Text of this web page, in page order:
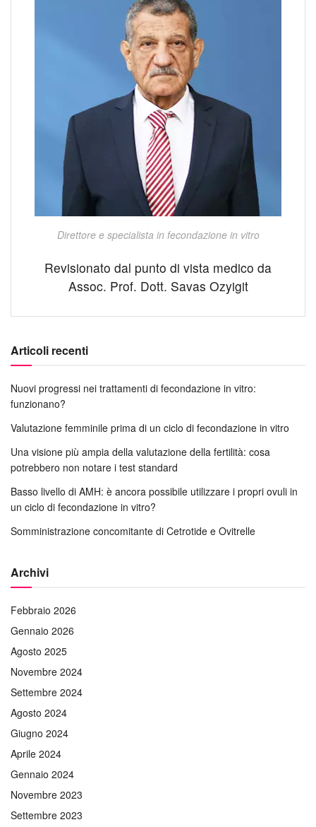
Direttore e specialista in fecondazione in vitro
Revisionato dal punto di vista medico da
Assoc. Prof. Dott. Savas Ozyigit
Articoli recenti
Nuovi progressi nei trattamenti di fecondazione in vitro:
funzionano?
Valutazione femminile prima di un ciclo di fecondazione in vitro
Una visione più ampia della valutazione della fertilità: cosa
potrebbero non notare i test standard
Basso livello di AMH: è ancora possibile utilizzare i propri ovuli in
un ciclo di fecondazione in vitro?
Somministrazione concomitante di Cetrotide e Ovitrelle
Archivi
Febbraio 2026
Gennaio 2026
Agosto 2025
Novembre 2024
Settembre 2024
Agosto 2024
Giugno 2024
Aprile 2024
Gennaio 2024
Novembre 2023
Settembre 2023